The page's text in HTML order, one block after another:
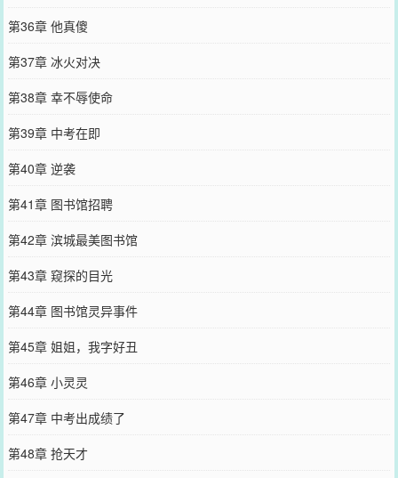
第36章 他真傻
第37章 冰火对决
第38章 幸不辱使命
第39章 中考在即
第40章 逆袭
第41章 图书馆招聘
第42章 滨城最美图书馆
第43章 窥探的目光
第44章 图书馆灵异事件
第45章 姐姐，我字好丑
第46章 小灵灵
第47章 中考出成绩了
第48章 抢天才